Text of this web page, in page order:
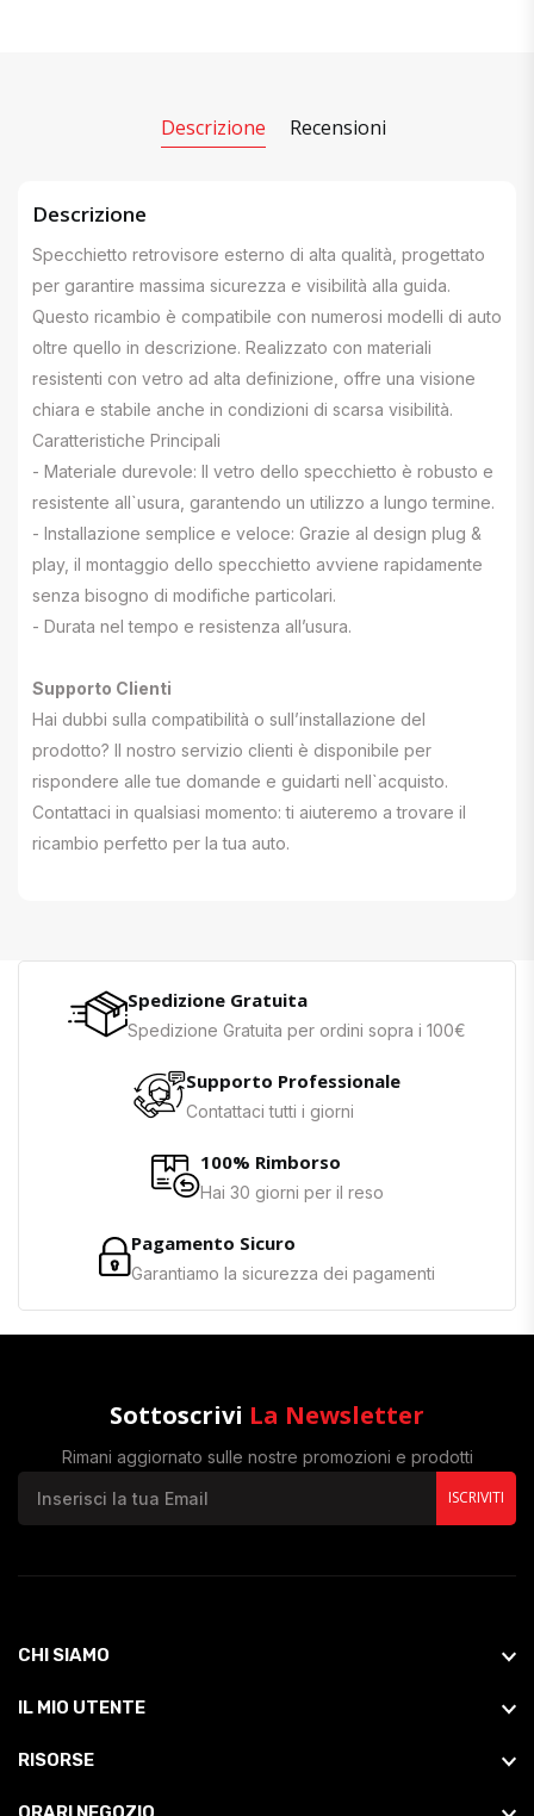
Descrizione Recensioni
Descrizione
Specchietto retrovisore esterno di alta qualità, progettato
per garantire massima sicurezza e visibilità alla guida.
Questo ricambio è compatibile con numerosi modelli di auto
oltre quello in descrizione. Realizzato con materiali
resistenti con vetro ad alta definizione, offre una visione
chiara e stabile anche in condizioni di scarsa visibilità.
Caratteristiche Principali
- Materiale durevole: Il vetro dello specchietto è robusto e
resistente all`usura, garantendo un utilizzo a lungo termine.
- Installazione semplice e veloce: Grazie al design plug &
play, il montaggio dello specchietto avviene rapidamente
senza bisogno di modifiche particolari.
- Durata nel tempo e resistenza all’usura.
Supporto Clienti
Hai dubbi sulla compatibilità o sull’installazione del
prodotto? Il nostro servizio clienti è disponibile per
rispondere alle tue domande e guidarti nell`acquisto.
Contattaci in qualsiasi momento: ti aiuteremo a trovare il
ricambio perfetto per la tua auto.
Spedizione Gratuita
Spedizione Gratuita per ordini sopra i 100€
Supporto Professionale
Contattaci tutti i giorni
100% Rimborso
Hai 30 giorni per il reso
Pagamento Sicuro
Garantiamo la sicurezza dei pagamenti
Sottoscrivi La Newsletter
Rimani aggiornato sulle nostre promozioni e prodotti
ISCRIVITI
CHI SIAMO
IL MIO UTENTE
RISORSE